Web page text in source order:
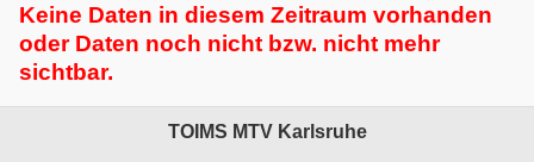
Keine Daten in diesem Zeitraum vorhanden
oder Daten noch nicht bzw. nicht mehr
sichtbar.
TOIMS MTV Karlsruhe